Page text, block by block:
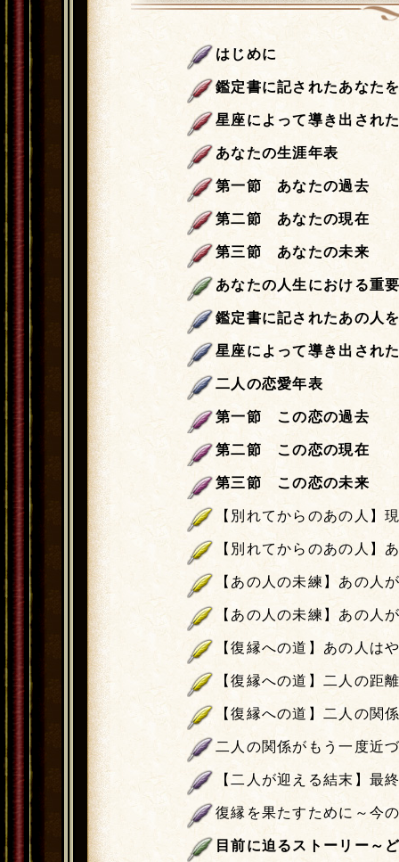
はじめに
鑑定書に記されたあなた
星座によって導き出され
あなたの生涯年表
第一節 あなたの過去
第二節 あなたの現在
第三節 あなたの未来
あなたの人生における重
鑑定書に記されたあの人
星座によって導き出され
二人の恋愛年表
第一節 この恋の過去
第二節 この恋の現在
第三節 この恋の未来
【別れてからのあの人】
【別れてからのあの人】
【あの人の未練】あの人
【あの人の未練】あの人
【復縁への道】あの人は
【復縁への道】二人の距
【復縁への道】二人の関
二人の関係がもう一度近
【二人が迎える結末】最
復縁を果たすために～今
目前に迫るストーリー～